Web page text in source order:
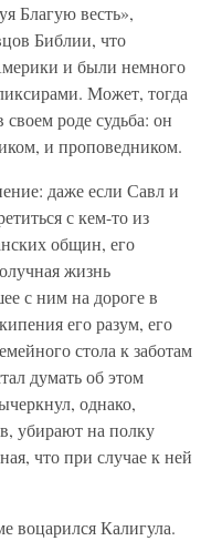
Благую весть»,
Библии, что
и были немного
Может, тогда
своем роде судьба: он
и проповедником.
даже если Савл и
с кем-то из
общин, его
жизнь
с ним на дороге в
его разум, его
стола к заботам
думать об этом
однако,
убирают на полку
что при случае к ней
воцарился Калигула.